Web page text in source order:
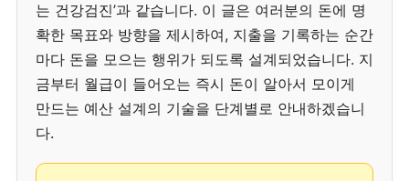
는 건강검진’과 같습니다. 이 글은 여러분의 돈에 명
확한 목표와 방향을 제시하여, 지출을 기록하는 순간
마다 돈을 모으는 행위가 되도록 설계되었습니다. 지
금부터 월급이 들어오는 즉시 돈이 알아서 모이게
만드는 예산 설계의 기술을 단계별로 안내하겠습니
다.